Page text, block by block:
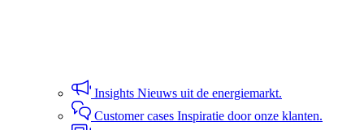
Insights Nieuws uit de energiemarkt.
Customer cases Inspiratie door onze klanten.